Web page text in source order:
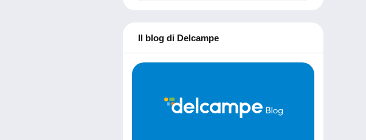
Il blog di Delcampe